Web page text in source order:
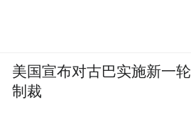
美国宣布对古巴实施新一轮
制裁